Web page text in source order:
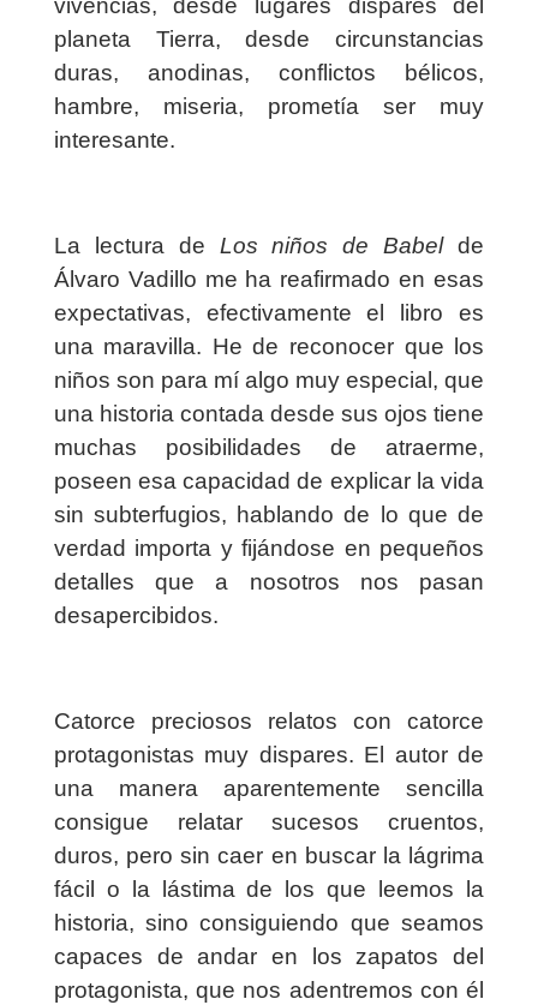
vivencias, desde lugares dispares del
planeta Tierra, desde circunstancias
duras, anodinas, conflictos bélicos,
hambre, miseria, prometía ser muy
interesante.
La lectura de Los niños de Babelde
Álvaro Vadillo me ha reafirmado en esas
expectativas, efectivamente el libro es
una maravilla. He de reconocer que los
niños son para mí algo muy especial, que
una historia contada desde sus ojos tiene
muchas posibilidades de atraerme,
poseen esa capacidad de explicar la vida
sin subterfugios, hablando de lo que de
verdad importa y fijándose en pequeños
detalles que a nosotros nos pasan
desapercibidos.
Catorce preciosos relatos con catorce
protagonistas muy dispares. El autor de
una manera aparentemente sencilla
consigue relatar sucesos cruentos,
duros, pero sin caer en buscar la lágrima
fácil o la lástima de los que leemos la
historia, sino consiguiendo que seamos
capaces de andar en los zapatos del
protagonista, que nos adentremos con él